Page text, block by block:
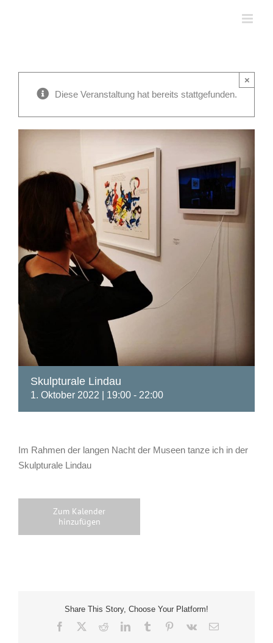
Diese Veranstaltung hat bereits stattgefunden.
×
Skulpturale Lindau
1. Oktober 2022 | 19:00 - 22:00
Im Rahmen der langen Nacht der Museen tanze ich in der
Skulpturale Lindau
Zum Kalender
hinzufügen
Share This Story, Choose Your Platform!
Facebook RedditLinkedInTumblr Pinterest
Vk
E-